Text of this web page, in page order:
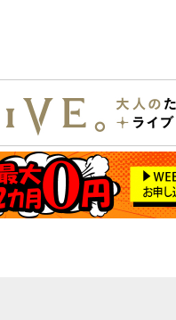
23:00
SUPER EIGHT特集
24:00
25:00
エムオン! ヒッツ
26:00